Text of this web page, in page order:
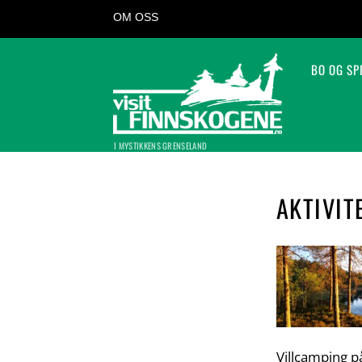
OM OSS
I MYSTIKKENS GRENSELAND
BO OG
Villcamping